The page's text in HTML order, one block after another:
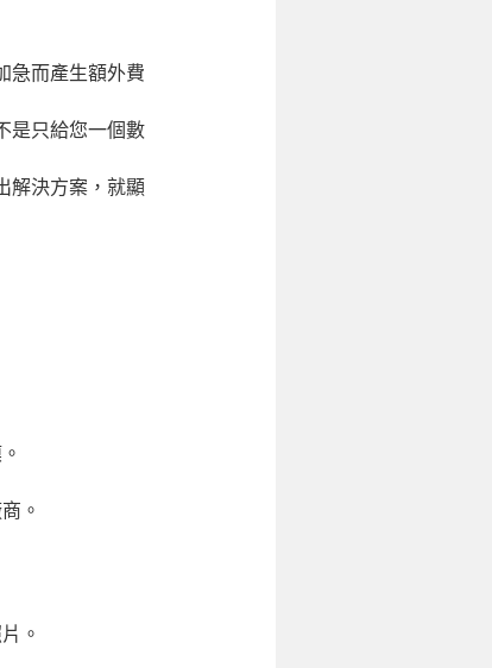
急而產生額外費
是只給您一個數
解決方案，就顯
。
。